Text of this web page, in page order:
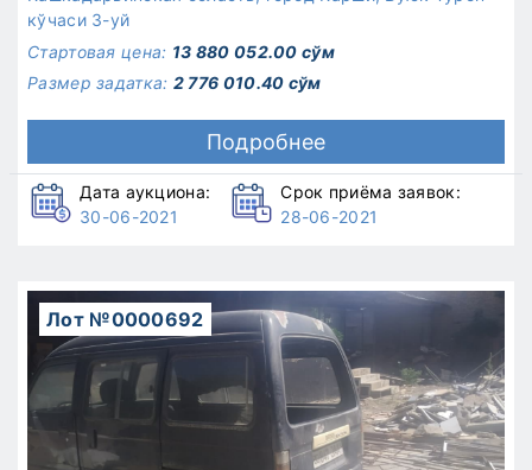
кўчаси 3-уй
Стартовая цена: 13 880 052.00 сўм
Размер задатка: 2 776 010.40 сўм
Подробнее
Дата аукциона:
30-06-2021
Срок приёма заявок:
28-06-2021
Лот №0000692